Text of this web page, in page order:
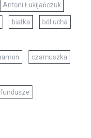
Antoni Łukijańczuk
białka ból ucha
czarnuszka
fundusze